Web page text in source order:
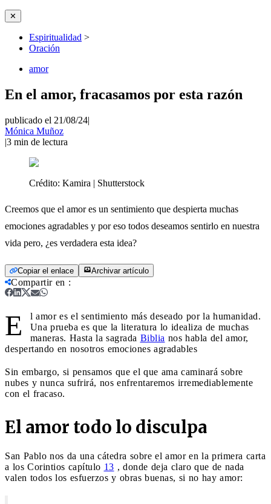
✕
Espiritualidad >
Oración
amor
En el amor, fracasamos por esta razón
publicado el 21/08/24|
Mónica Muñoz
|3 min de lectura
Crédito: Kamira | Shutterstock
Creemos que el amor es un sentimiento que despierta muchas
emociones agradables y por eso todos deseamos sentirlo en nuestra
vida pero, ¿es verdadera esta idea?
Copiar el enlace Archivar artículo
Compartir en :
E
l amor es el sentimiento más deseado por la humanidad.
Una prueba es que la literatura lo idealiza de muchas
maneras. Hasta la sagrada Biblia nos habla del amor,
despertando en nosotros emociones agradables
Sin embargo, si pensamos que el que ama caminará sobre
nubes y nunca sufrirá, nos enfrentaremos irremediablemente
con el fracaso.
El amor todo lo disculpa
San Pablo nos da una cátedra sobre el amor en la primera carta
a los Corintios capítulo 13 , donde deja claro que de nada
valen todos los esfuerzos y obras buenas, si no hay amor: